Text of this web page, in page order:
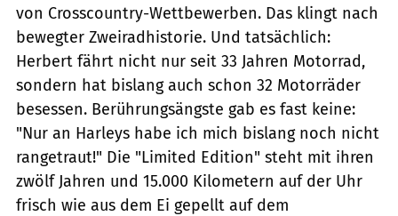
von Crosscountry-Wettbewerben. Das klingt nach
bewegter Zweiradhistorie. Und tatsächlich:
Herbert fährt nicht nur seit 33 Jahren Motorrad,
sondern hat bislang auch schon 32 Motorräder
besessen. Berührungsängste gab es fast keine:
"Nur an Harleys habe ich mich bislang noch nicht
rangetraut!" Die "Limited Edition" steht mit ihren
zwölf Jahren und 15.000 Kilometern auf der Uhr
frisch wie aus dem Ei gepellt auf dem